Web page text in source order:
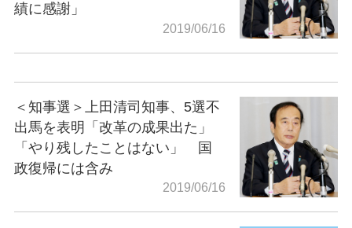
績に感謝」
2019/06/16
＜知事選＞上田清司知事、5選不
出馬を表明「改革の成果出た」
「やり残したことはない」 国
政復帰には含み
2019/06/16